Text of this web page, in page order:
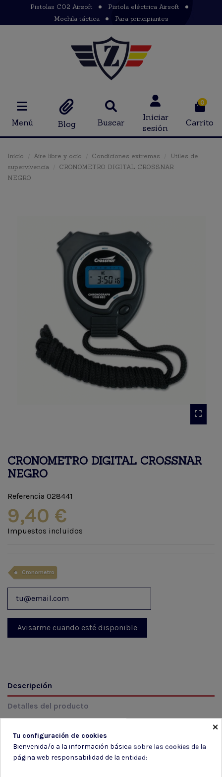
Pistolas CO2 Airsoft
Pistola eléctrica Airsoft
Mochila táctica
Para principiantes
Menú Blog Buscar
Iniciar
sesión
0
Carrito
Inicio Aire libre y ocio Condiciones extremas
Utiles de
supervivencia
CRONOMETRO DIGITAL CROSSNAR
NEGRO
CRONOMETRO DIGITAL CROSSNAR
NEGRO
Referencia 028441
9,40 €
Impuestos incluidos
Cronometro
Descripción
Detalles del producto
MODELO: 54100 Color: 181 NEGRO Talla: ST
×
Tu configuración de cookies
Bienvenida/o a la información básica sobre las cookies de la
página web responsabilidad de la entidad: